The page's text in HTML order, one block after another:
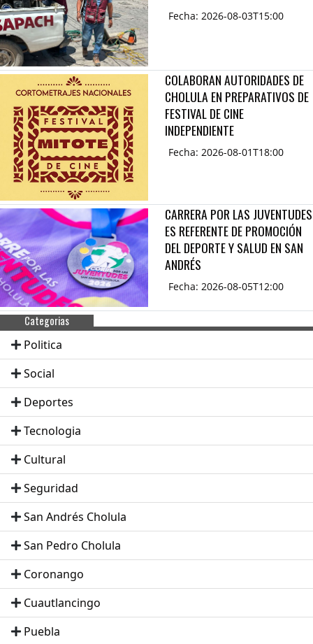
Fecha: 2026-08-03T15:00
COLABORAN AUTORIDADES DE
CHOLULA EN PREPARATIVOS DE
FESTIVAL DE CINE
INDEPENDIENTE
Fecha: 2026-08-01T18:00
CARRERA POR LAS JUVENTUDES
ES REFERENTE DE PROMOCIÓN
DEL DEPORTE Y SALUD EN SAN
ANDRÉS
Fecha: 2026-08-05T12:00
Categorias
Politica
Social
Deportes
Tecnologia
Cultural
Seguridad
San Andrés Cholula
San Pedro Cholula
Coronango
Cuautlancingo
Puebla